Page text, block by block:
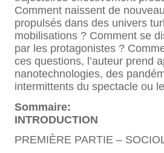
Comment naissent de
propulsés dans des univers
mobilisations ? Comment se
par les protagonistes ?
ces questions, l’auteur prend
nanotechnologies, des
intermittents du spectacle ou
Sommaire:
INTRODUCTION
PREMIÈRE PARTIE –